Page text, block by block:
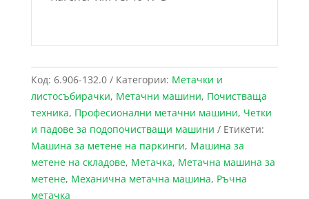
Код: 6.906-132.0 Категории: Метачки и
листосъбирачки, Метачни машини, Почистваща
техника, Професионални метачни машини, Четки
и падове за подопочистващи машини
Етикети:
Машина за метене на паркинги, Машина за
метене на складове, Метачка, Метачна машина за
метене, Механична метачна машина, Ръчна
метачка